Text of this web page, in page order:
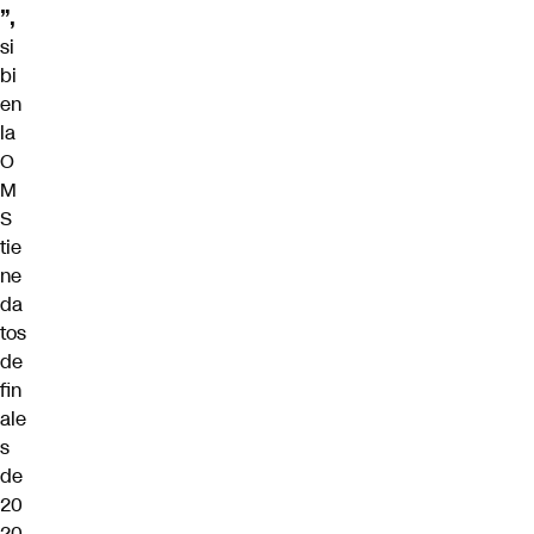
”,
si
bi
en
la
O
M
S
tie
ne
da
tos
de
fin
ale
s
de
20